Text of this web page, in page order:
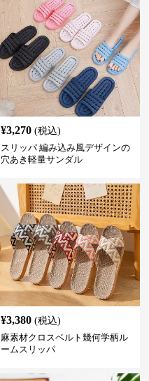
¥3,270 (税込)
スリッパ 編み込み風デザインの
穴あき軽量サンダル
¥3,380 (税込)
麻素材クロスベルト幾何学柄ル
ームスリッパ